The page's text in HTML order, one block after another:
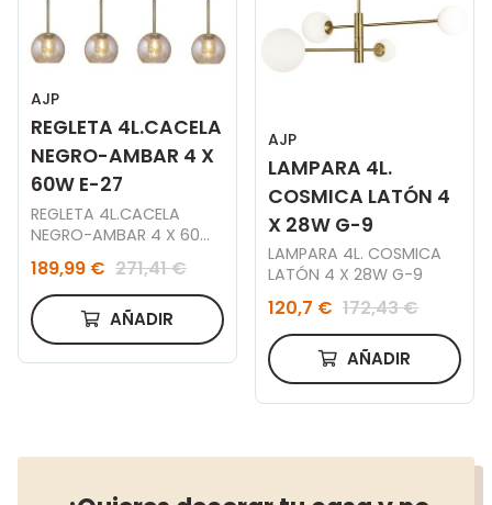
AJP
REGLETA 4L.CACELA
NEGRO-AMBAR 4 X
60W E-27
REGLETA 4L.CACELA
NEGRO-AMBAR 4 X 60W
E-27
189,99 € 271,41 €
AÑADIR
AJP
LAMPARA 4L.
COSMICA LATÓN 4
X 28W G-9
LAMPARA 4L. COSMICA
LATÓN 4 X 28W G-9
120,7 € 172,43 €
AÑADIR